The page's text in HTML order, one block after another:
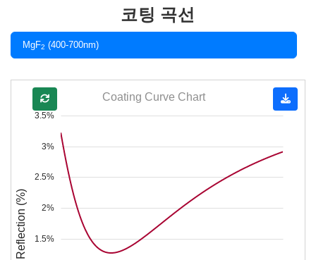
코팅 곡선
MgF2 (400-700nm)
1.5%
2%
2.5%
3%
3.5%
Reflection (%)
Coating Curve Chart